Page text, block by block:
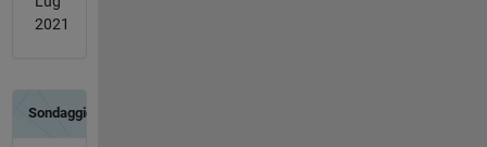
2021